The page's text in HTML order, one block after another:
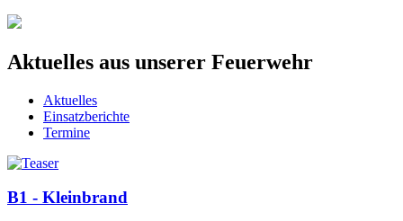
Aktuelles aus unserer Feuerwehr
Aktuelles
Einsatzberichte
Termine
B1 - Kleinbrand